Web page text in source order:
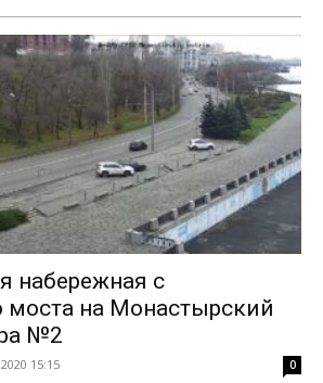
набережная с
моста на Монастырский
№2
15:15 0